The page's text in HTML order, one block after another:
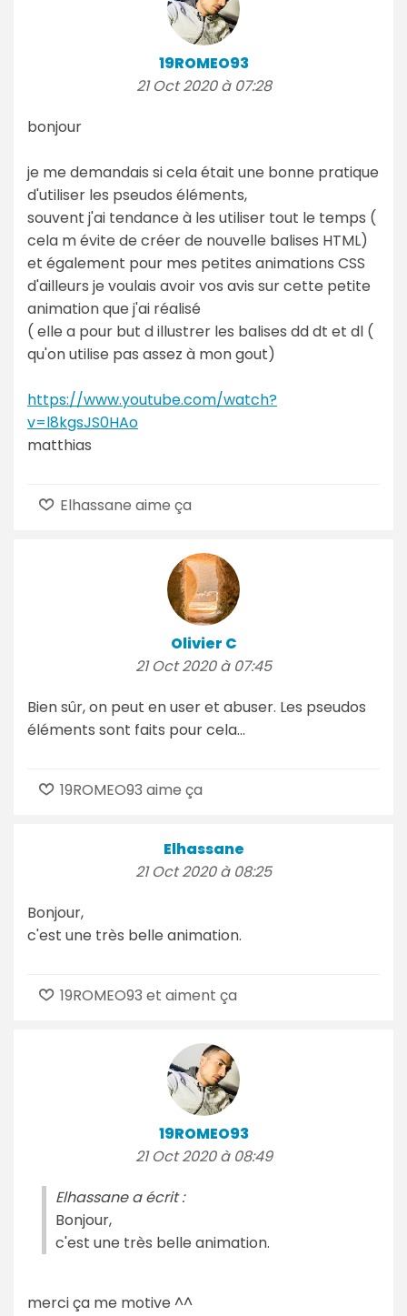
19ROMEO93
21 Oct 2020 à 07:28
bonjour
je me demandais si cela était une bonne pratique
d'utiliser les pseudos éléments,
souvent j'ai tendance à les utiliser tout le temps (
cela m évite de créer de nouvelle balises HTML)
et également pour mes petites animations CSS
d'ailleurs je voulais avoir vos avis sur cette petite
animation que j'ai réalisé
( elle a pour but d illustrer les balises dd dt et dl (
qu'on utilise pas assez à mon gout)
https://www.youtube.com/watch?
v=l8kgsJS0HAo
matthias
Elhassane aime ça
Olivier C
21 Oct 2020 à 07:45
Bien sûr, on peut en user et abuser. Les pseudos
éléments sont faits pour cela...
19ROMEO93 aime ça
Elhassane
21 Oct 2020 à 08:25
Bonjour,
c'est une très belle animation.
19ROMEO93 et aiment ça
19ROMEO93
21 Oct 2020 à 08:49
Elhassane a écrit :
Bonjour,
c'est une très belle animation.
merci ça me motive ^^